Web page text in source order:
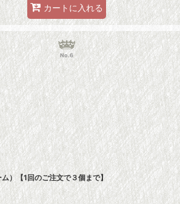
カートに入れる
No.6
）【1回のご注文で３個まで】